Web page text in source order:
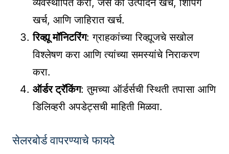
खर्च, आणि जाहिरात खर्च.
रिव्ह्यू मॉनिटरिंग: ग्राहकांच्या रिव्ह्यूजचे सखोल
विश्लेषण करा आणि त्यांच्या समस्यांचे निराकरण
करा.
ऑर्डर ट्रॅकिंग: तुमच्या ऑर्डर्सची स्थिती तपासा आणि
डिलिव्हरी अपडेट्सची माहिती मिळवा.
सेलरबोर्ड वापरण्याचे फायदे